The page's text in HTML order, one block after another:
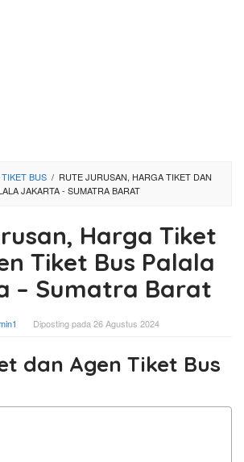
BUS / RUTE JURUSAN, HARGA TIKET DAN
JAKARTA - SUMATRA BARAT
Harga Tiket
Tiket Bus Palala
– Sumatra Barat
Diposting pada 26 Agustus 2024
dan Agen Tiket Bus